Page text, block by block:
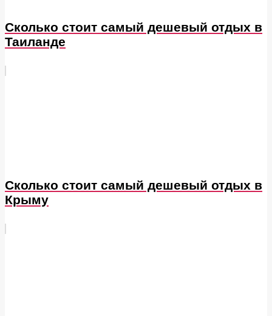
Сколько стоит самый дешевый отдых в
Таиланде
Сколько стоит самый дешевый отдых в
Крыму